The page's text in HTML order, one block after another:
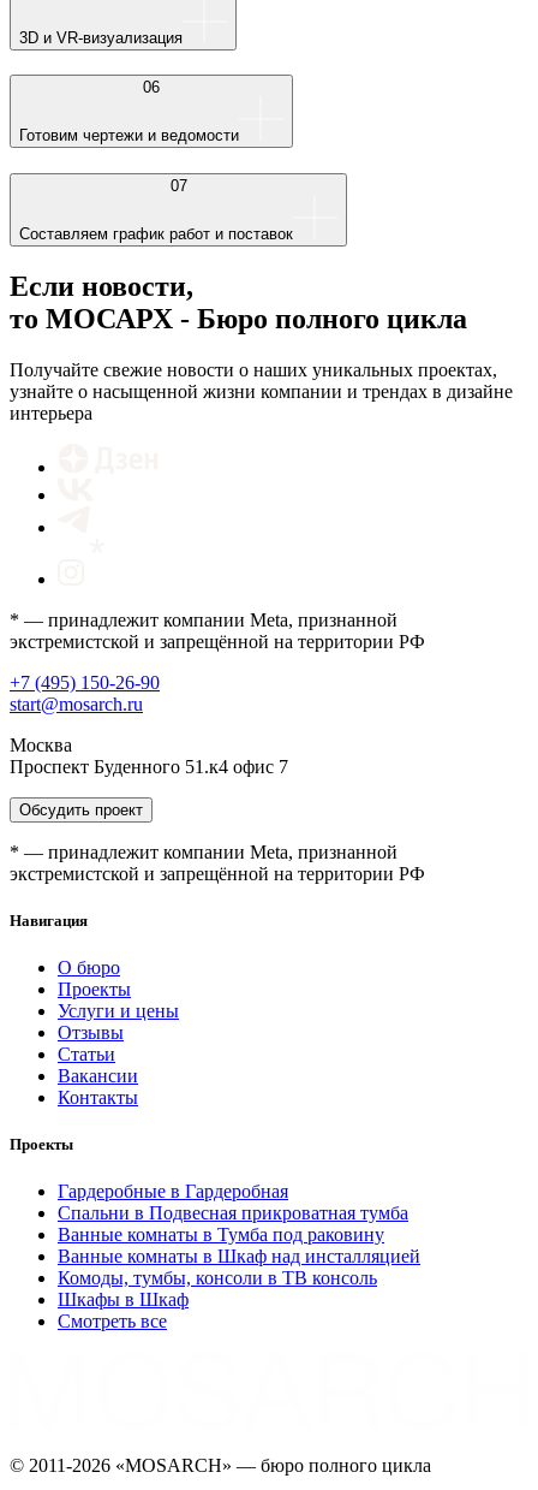
3D и VR-визуализация
06
Готовим чертежи и ведомости
07
Составляем график работ и поставок
Если новости,
то МОСАРХ - Бюро полного цикла
Получайте свежие новости о наших уникальных проектах,
узнайте о насыщенной жизни компании и трендах в дизайне
интерьера
* — принадлежит компании Meta, признанной
экстремистской и запрещённой на территории РФ
+7 (495) 150-26-90
start@mosarch.ru
Москва
Проспект Буденного 51.к4 офис 7
Обсудить проект
* — принадлежит компании Meta, признанной
экстремистской и запрещённой на территории РФ
Навигация
О бюро
Проекты
Услуги и цены
Отзывы
Статьи
Вакансии
Контакты
Проекты
Гардеробные в Гардеробная
Спальни в Подвесная прикроватная тумба
Ванные комнаты в Тумба под раковину
Ванные комнаты в Шкаф над инсталляцией
Комоды, тумбы, консоли в ТВ консоль
Шкафы в Шкаф
Смотреть все
©️ 2011-2026 «MOSARCH» — бюро полного цикла